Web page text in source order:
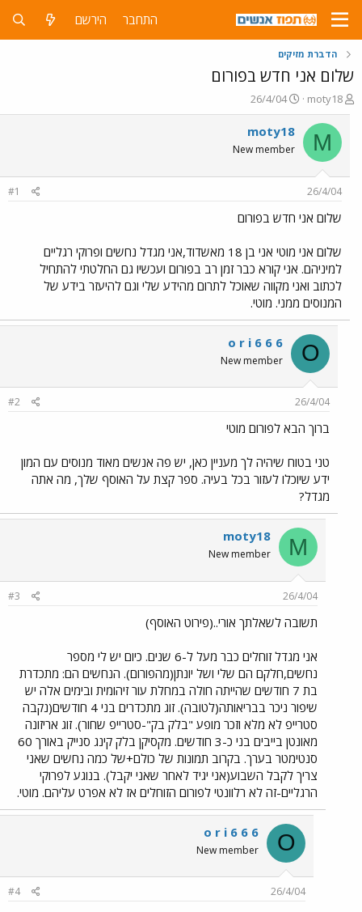
התחבר הירשם
הדברת מזיקים
שלום אני חדש בפורום
פ
ו
ת
ח
ה
ש
א
moty18
פ
ו
ר
ם
ר
26/4/04
M
moty18
New member
26/4/04
#1
שלום אני חדש בפורום
שלום אני מוטי אני בן 18 מאשדוד,אני מגדל נחשים ופרוקי רגליים
למיניהם. אני קורא כבר זמן רב בפורום ועכשיו גם החלטתי להתחיל
לכתוב ואני מקווה שאוכל לתרום מהידע שלי וגם להיעזר בידע של
המנוסים ממני. מוטי.
O
o r i 6 6 6
New member
26/4/04
#2
ברוך הבא לפורום מוטי
טני בטוח שיהיה לך מעניין כאן, יש פה אנשים מאוד מנוסים עם המון
ידע שיוכלו לעזור בכל בעיה. ספר קצת על האוסף שלך, מה אתה
מגדל?
M
moty18
New member
26/4/04
#3
תשובה לשאלתך אורי..(פירוט האוסף)
אני מגדל זוחלים כבר מעל ל-6 שנים. כיום יש לי מספר
נחשים,חלקם הם שלי ושל יונתן(מהפורום). הנחשים הם: מתכדרת
בת 7 חודשים שהייתה חולה במחלת עור זיהומית ובימים אלה יש
שיפור ניכר בבריאותה(לטובה). זוג מתכדרים בני 4 חודשים(נקבה
סטרייפ לא מלא וזכר מופע "בלק בק"-סטרייפ שחור). זוג אריזונה
מאונטן בייבים בני כ-3 חודשים. מקסיקן בלק קינג סנייק באורך 60
סנטימטר בערך. בקרוב תמונות של כולם+של כמה נחשים שאני
צריך לקבל השבוע(אני יגיד לאחר שאני יקבל). בנוגע לפרוקי
הרגליים-זה לא רלוונטי לפורום הזוחלים אז לא אפרט עליהם. מוטי.
O
o r i 6 6 6
New member
26/4/04
#4